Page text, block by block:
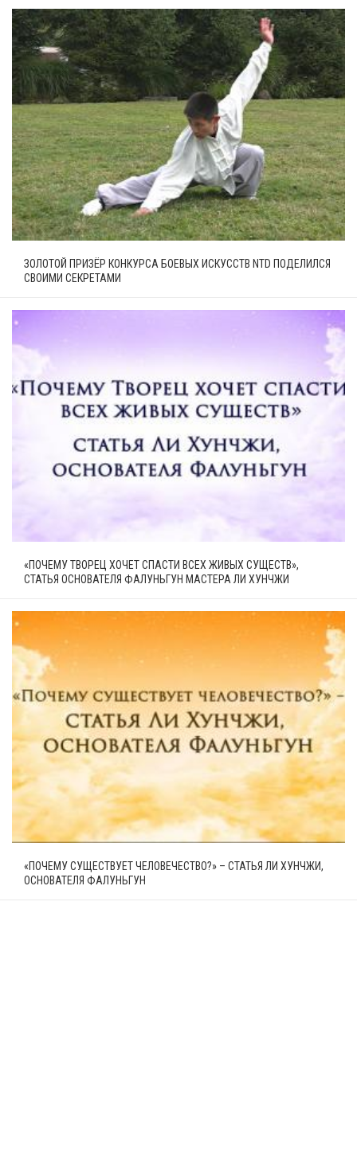
ЗОЛОТОЙ ПРИЗЁР КОНКУРСА БОЕВЫХ ИСКУССТВ NTD ПОДЕЛИЛСЯ
СВОИМИ СЕКРЕТАМИ
«ПОЧЕМУ ТВОРЕЦ ХОЧЕТ СПАСТИ ВСЕХ ЖИВЫХ СУЩЕСТВ»,
СТАТЬЯ ОСНОВАТЕЛЯ ФАЛУНЬГУН МАСТЕРА ЛИ ХУНЧЖИ
«ПОЧЕМУ СУЩЕСТВУЕТ ЧЕЛОВЕЧЕСТВО?» – СТАТЬЯ ЛИ ХУНЧЖИ,
ОСНОВАТЕЛЯ ФАЛУНЬГУН